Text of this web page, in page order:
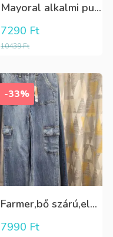
Mayoral alkalmi puha kék élre vasalt nadrág, behúzható derékrésszel
10439Ft
7290 Ft
-33%
Farmer,bő szárú,elöl és oldalt zsebes lány nadrág
7990 Ft